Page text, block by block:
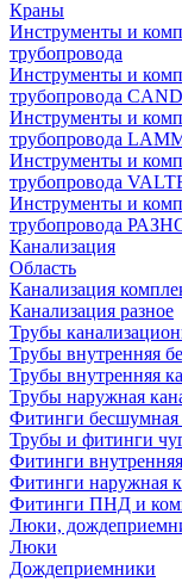
Краны
Инструменты и
трубопровода
Инструменты и
трубопровода
Инструменты и
трубопровода
Инструменты и
трубопровода
Инструменты и
трубопровода
Канализация
Область
Канализация
Канализация разное
Трубы
Трубы внутренняя
Трубы внутренняя
Трубы наружная
Фитинги бесшумная
Трубы и фитинги
Фитинги
Фитинги наружная
Фитинги ПНД и
Люки,
Люки
Дождеприемники